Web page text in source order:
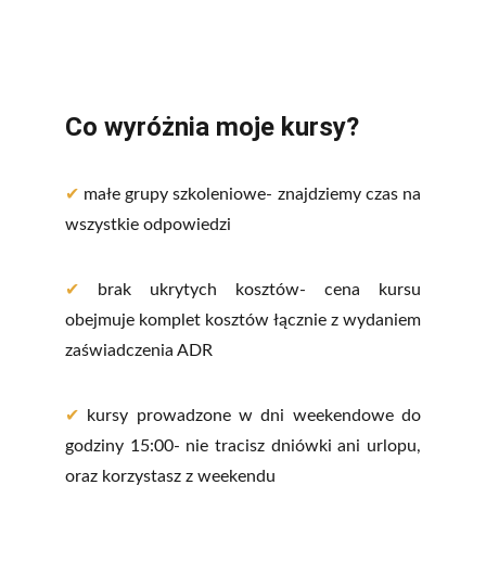
Co wyróżnia moje kursy?
✔ małe grupy szkoleniowe- znajdziemy czas na
wszystkie odpowiedzi
✔
brak ukrytych kosztów- cena kursu
obejmuje komplet kosztów łącznie z wydaniem
zaświadczenia ADR
✔
kursy prowadzone w dni weekendowe do
godziny 15:00- nie tracisz dniówki ani urlopu,
oraz korzystasz z weekendu